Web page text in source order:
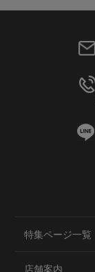
特集ページ一覧
店舗案内